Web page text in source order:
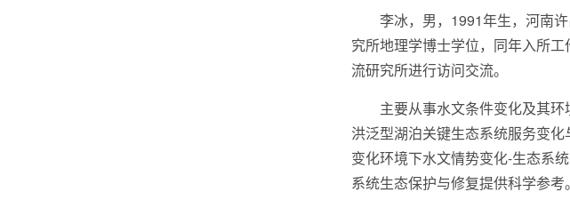
李冰，男，1991年生，河南许
究所地理学博士学位，同年入所
流研究所进行访问交流。
主要从事水文条件变化及其环
洪泛型湖泊关键生态系统服务变
变化环境下水文情势变化-生态系
系统生态保护与修复提供科学参考。